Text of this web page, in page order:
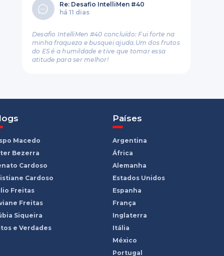
Re: Desafio IntelliMen #40
há 11 dias
Desafio IntelliMen #40 concluído: Fui forte na
minha fraqueza e busquei ajuda.Um dos frutos
do ES é a humildade e tive que tomar essa
atitude para ser melhor!
Macedo
Bezerra
Cardoso
Cardoso
Freitas
Freitas
Siqueira
e Verdades
Países
Argentina
África
Alemanha
Estados Unidos
Espanha
França
Inglaterra
Itália
México
Portugal